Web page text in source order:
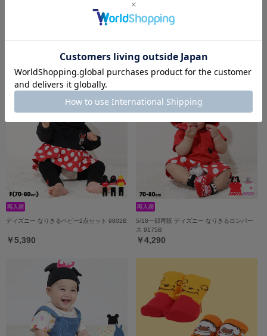
ディズニー ベビー3点セット 0141B
ディズニー おしりキャラクターべビータイツ
￥1,980
ディズニー なりきるベビー2点セット 9802B
￥5,390
5/18一部再販 ディズニー なりきるロンパー
ス 9175B
￥4,290